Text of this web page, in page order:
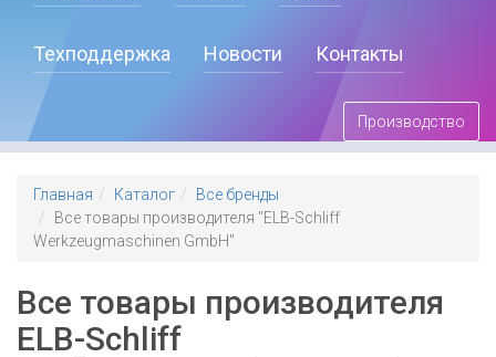
Техподдержка Новости Контакты
Производство
Главная Каталог
Все бренды
Все товары производителя "ELB-Schliff
Werkzeugmaschinen GmbH"
Все товары производителя
ELB-Schliff